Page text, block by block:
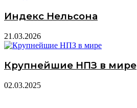
Индекс Нельсона
21.03.2026
Крупнейшие НПЗ в мире
02.03.2025